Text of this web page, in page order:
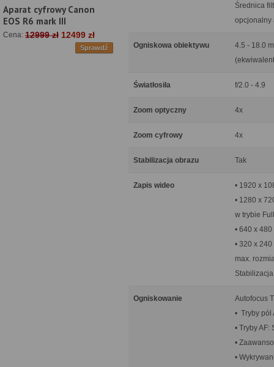
Aparat cyfrowy Canon
EOS R6 mark III
Cena: 12999 zł 12499 zł
Sprawdź
Średnica
opcjonalny
Ogniskowa obiektywu
4.5 - 18.0
Światłosiła f/2.0 - 4.9
Zoom optyczny 4x
Zoom cyfrowy 4x
Stabilizacja obrazu Tak
Zapis wideo
• 1920 x
• 1280 x
w trybie
• 640 x
• 320 x
max.
Ogniskowanie
Autofocus
• Tryby pól
• Tryby
•
•